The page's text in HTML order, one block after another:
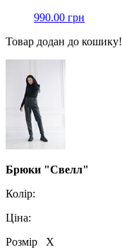
990.00 грн
Товар додан до кошику!
Брюки "Свелл"
Колір:
Ціна:
Розмір
X